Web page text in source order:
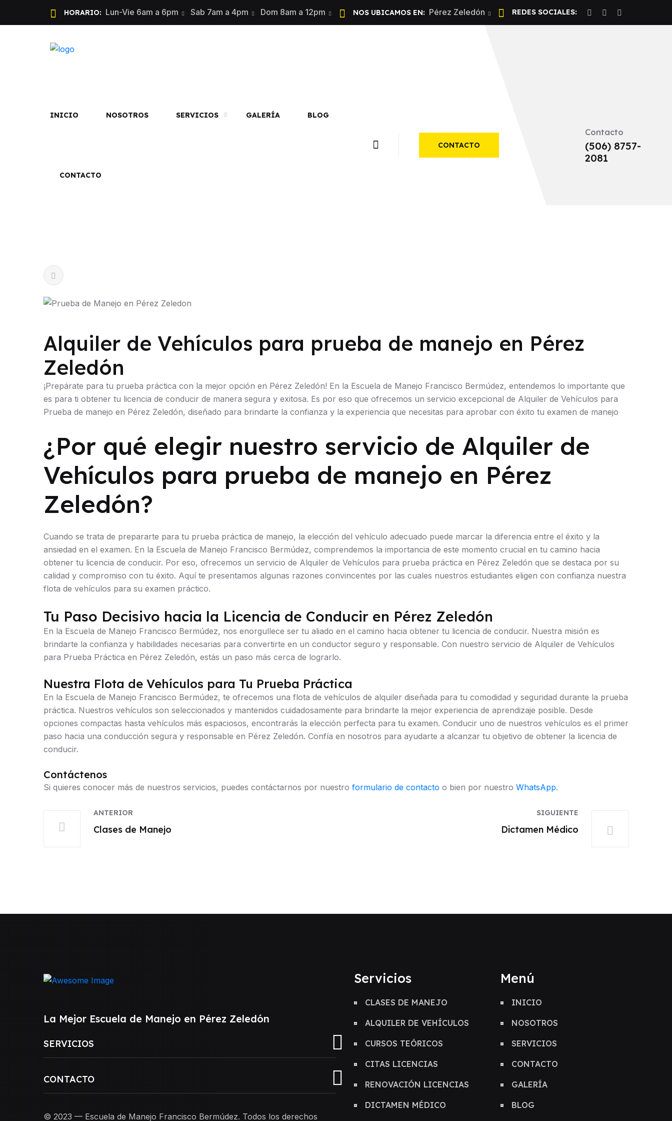
HORARIO: Lun-Vie 6am a 6pm Sab 7am a 4pm Dom 8am a 12pm NOS UBICAMOS EN: Pérez Zeledón REDES SOCIALES:
INICIO NOSOTROS SERVICIOS GALERÍA BLOG
CONTACTO
CONTACTO
Contacto
(506) 8757-
2081
Alquiler de Vehículos para prueba de manejo en Pérez
Zeledón
¡Prepárate para tu prueba práctica con la mejor opción en Pérez Zeledón! En la Escuela de Manejo Francisco Bermúdez, entendemos lo importante que
es para ti obtener tu licencia de conducir de manera segura y exitosa. Es por eso que ofrecemos un servicio excepcional de Alquiler de Vehículos para
Prueba de manejo en Pérez Zeledón, diseñado para brindarte la confianza y la experiencia que necesitas para aprobar con éxito tu examen de manejo
¿Por qué elegir nuestro servicio de Alquiler de
Vehículos para prueba de manejo en Pérez
Zeledón?
Cuando se trata de prepararte para tu prueba práctica de manejo, la elección del vehículo adecuado puede marcar la diferencia entre el éxito y la
ansiedad en el examen. En la Escuela de Manejo Francisco Bermúdez, comprendemos la importancia de este momento crucial en tu camino hacia
obtener tu licencia de conducir. Por eso, ofrecemos un servicio de Alquiler de Vehículos para prueba práctica en Pérez Zeledón que se destaca por su
calidad y compromiso con tu éxito. Aquí te presentamos algunas razones convincentes por las cuales nuestros estudiantes eligen con confianza nuestra
flota de vehículos para su examen práctico.
Tu Paso Decisivo hacia la Licencia de Conducir en Pérez Zeledón
En la Escuela de Manejo Francisco Bermúdez, nos enorgullece ser tu aliado en el camino hacia obtener tu licencia de conducir. Nuestra misión es
brindarte la confianza y habilidades necesarias para convertirte en un conductor seguro y responsable. Con nuestro servicio de Alquiler de Vehículos
para Prueba Práctica en Pérez Zeledón, estás un paso más cerca de lograrlo.
Nuestra Flota de Vehículos para Tu Prueba Práctica
En la Escuela de Manejo Francisco Bermúdez, te ofrecemos una flota de vehículos de alquiler diseñada para tu comodidad y seguridad durante la prueba
práctica. Nuestros vehículos son seleccionados y mantenidos cuidadosamente para brindarte la mejor experiencia de aprendizaje posible. Desde
opciones compactas hasta vehículos más espaciosos, encontrarás la elección perfecta para tu examen. Conducir uno de nuestros vehículos es el primer
paso hacia una conducción segura y responsable en Pérez Zeledón. Confía en nosotros para ayudarte a alcanzar tu objetivo de obtener la licencia de
conducir.
Contáctenos
Si quieres conocer más de nuestros servicios, puedes contáctarnos por nuestro formulario de contacto o bien por nuestro WhatsApp.
ANTERIOR
Clases de Manejo
SIGUIENTE
Dictamen Médico
La Mejor Escuela de Manejo en Pérez Zeledón
SERVICIOS
CONTACTO
© 2023 — Escuela de Manejo Francisco Bermúdez. Todos los derechos
Servicios
CLASES DE MANEJO
ALQUILER DE VEHÍCULOS
CURSOS TEÓRICOS
CITAS LICENCIAS
RENOVACIÓN LICENCIAS
DICTAMEN MÉDICO
Menú
INICIO
NOSOTROS
SERVICIOS
CONTACTO
GALERÍA
BLOG